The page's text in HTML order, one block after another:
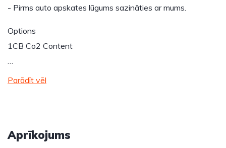
- Pirms auto apskates lūgums sazināties ar mums.
Options
1CB Co2 Content
…
Parādīt vēl
Aprīkojums